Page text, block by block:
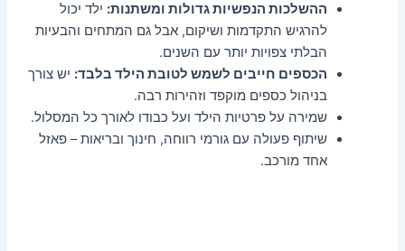
ההשלכות הנפשיות גדולות ומשתנות: ילד יכול
להרגיש התקדמות ושיקום, אבל גם המתחים והבעיות
הבלתי צפויות יותר עם השנים.
הכספים חייבים לשמש לטובת הילד בלבד: יש צורך
בניהול כספים מוקפד וזהירות רבה.
שמירה על פרטיות הילד ועל כבודו לאורך כל המסלול.
שיתוף פעולה עם גורמי רווחה, חינוך ובריאות – פאזל
אחד מורכב.